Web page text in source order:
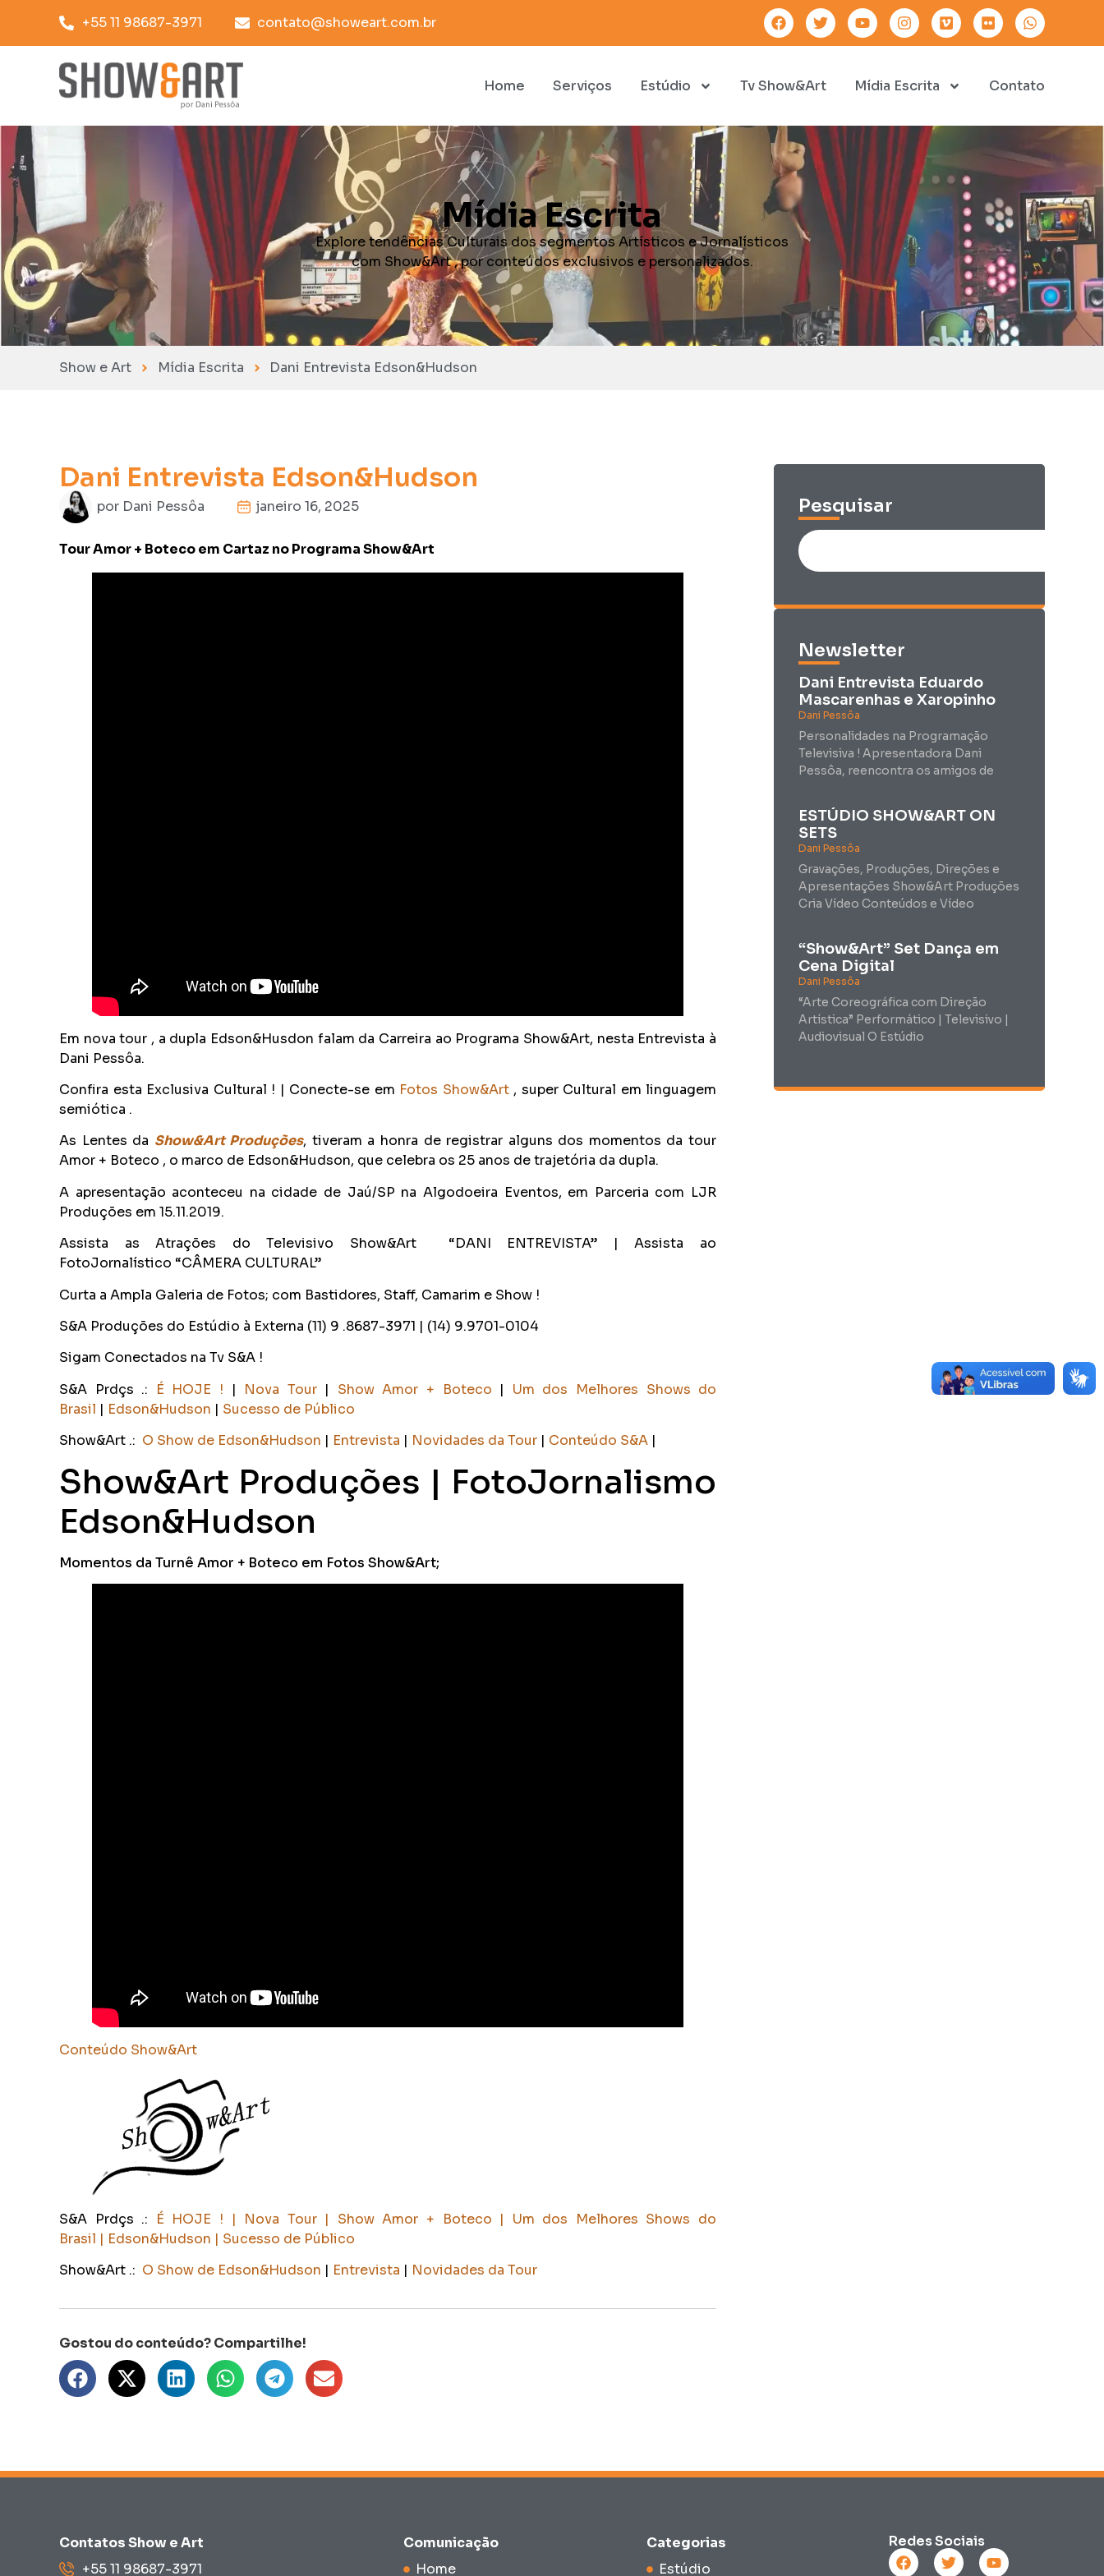
+55 11 98687-3971 contato@showeart.com.br
Home Serviços Estúdio Tv Show&Art Mídia Escrita Contato
Mídia Escrita
Explore tendências Culturais dos segmentos Artísticos e Jornalísticos
com Show&Art , por conteúdos exclusivos e personalizados.
Show e Art Mídia Escrita Dani Entrevista Edson&Hudson
Dani Entrevista Edson&Hudson
por Dani Pessôa janeiro 16, 2025
Tour Amor + Boteco em Cartaz no Programa Show&Art
Em nova tour , a dupla Edson&Husdon falam da Carreira ao Programa Show&Art, nesta Entrevista à
Dani Pessôa.
Confira esta Exclusiva Cultural ! | Conecte-se em Fotos Show&Art, super Cultural em linguagem
semiótica .
As Lentes da Show&Art Produções, tiveram a honra de registrar alguns dos momentos da tour
Amor + Boteco , o marco de Edson&Hudson, que celebra os 25 anos de trajetória da dupla.
A apresentação aconteceu na cidade de Jaú/SP na Algodoeira Eventos, em Parceria com LJR
Produções em 15.11.2019.
Assista as Atrações do Televisivo Show&Art “DANI ENTREVISTA” | Assista ao
FotoJornalístico “CÂMERA CULTURAL”
Curta a Ampla Galeria de Fotos; com Bastidores, Staff, Camarim e Show !
S&A Produções do Estúdio à Externa (11) 9 .8687-3971 | (14) 9.9701-0104
Sigam Conectados na Tv S&A !
S&A Prdçs .: É HOJE ! | Nova Tour| Show Amor + Boteco | Um dos Melhores Shows do
Brasil | Edson&Hudson | Sucesso de Público
Show&Art .: O Show de Edson&Hudson | Entrevista | Novidades da Tour | Conteúdo S&A |
Show&Art Produções | FotoJornalismo
Edson&Hudson
Momentos da Turnê Amor + Boteco em Fotos Show&Art;
Conteúdo Show&Art
S&A Prdçs .:
É HOJE ! | Nova Tour | Show Amor + Boteco | Um dos Melhores Shows do
Brasil | Edson&Hudson | Sucesso de Público
Show&Art .: O Show de Edson&Hudson | Entrevista | Novidades da Tour
Pesquisar
Newsletter
Dani Entrevista Eduardo
Mascarenhas e Xaropinho
Dani Pessôa
Personalidades na Programação
Televisiva ! Apresentadora Dani
Pessôa, reencontra os amigos de
ESTÚDIO SHOW&ART ON
SETS
Dani Pessôa
Gravações, Produções, Direções e
Apresentações Show&Art Produções
Cria Vídeo Conteúdos e Vídeo
“Show&Art” Set Dança em
Cena Digital
Dani Pessôa
“Arte Coreográfica com Direção
Artística” Performático | Televisivo |
Audiovisual O Estúdio
Contatos Show e Art
+55 11 98687-3971
Comunicação
Home
Categorias
Estúdio
Redes Sociais